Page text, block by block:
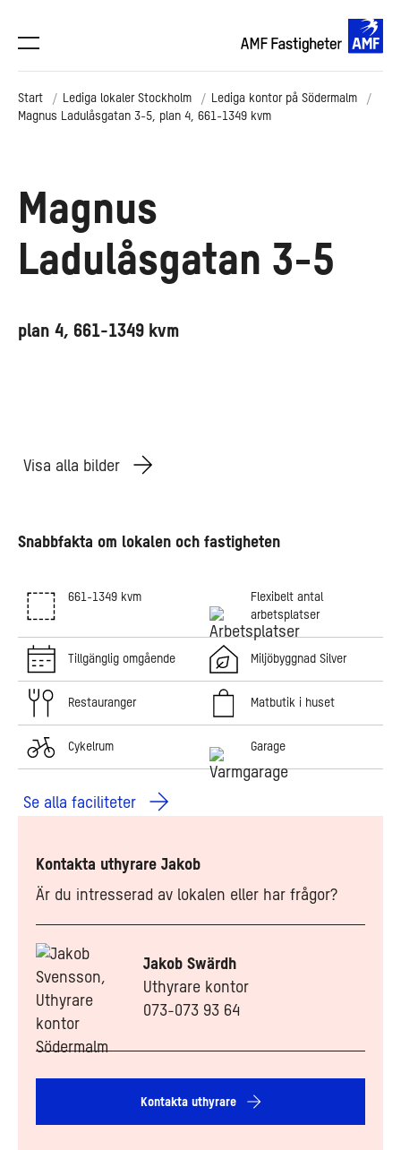
Start Lediga lokaler Stockholm
Lediga kontor på Södermalm
Magnus Ladulåsgatan 3-5, plan 4, 661-1349 kvm
Magnus
Ladulåsgatan 3-5
plan 4, 661-1349 kvm
Visa alla bilder
Snabbfakta om lokalen och fastigheten
661-1349 kvm
Flexibelt antal
arbetsplatser
Tillgänglig omgående Miljöbyggnad Silver
Restauranger Matbutik i huset
Cykelrum Garage
Se alla faciliteter
Kontakta uthyrare Jakob
Är du intresserad av lokalen eller har frågor?
Jakob Swärdh
Uthyrare kontor
073-073 93 64
Kontakta uthyrare